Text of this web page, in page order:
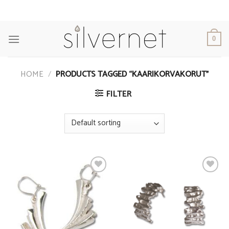
0
HOME / PRODUCTS TAGGED “KAARIKORVAKORUT”
FILTER
Add to
Wishlist
Add to
Wishlist